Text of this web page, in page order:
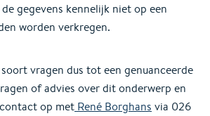
gegevens kennelijk niet op een
worden verkregen.
vragen dus tot een genuanceerde
of advies over dit onderwerp en
op met René Borghans via 026